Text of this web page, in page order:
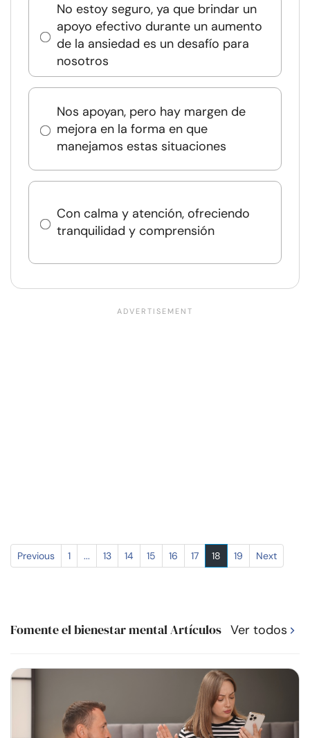
No estoy seguro, ya que brindar un
apoyo efectivo durante un aumento
de la ansiedad es un desafío para
nosotros
Nos apoyan, pero hay margen de
mejora en la forma en que
manejamos estas situaciones
Con calma y atención, ofreciendo
tranquilidad y comprensión
Previous 1 ... 13 14 15 16 17 18 19 Next
Fomente el bienestar mental Artículos Ver todos